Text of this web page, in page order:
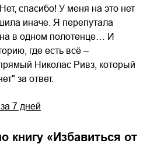
спасибо! У меня на это нет
иначе. Я перепутала
в одном полотенце… И
где есть всё –
Николас Ривз, который
за ответ.
7 дней
книгу « Избавиться от